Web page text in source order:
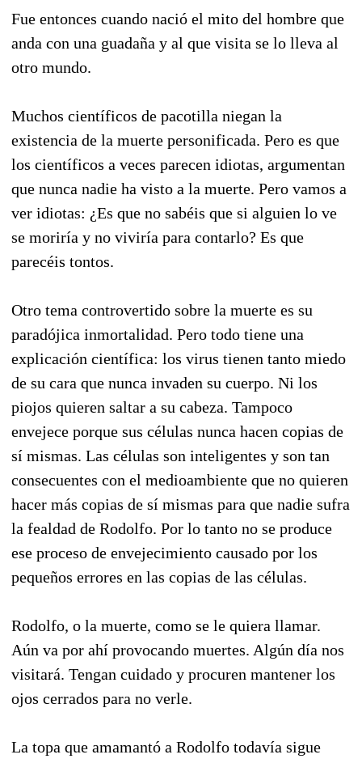
Fue entonces cuando nació el mito del hombre que
anda con una guadaña y al que visita se lo lleva al
otro mundo.
Muchos científicos de pacotilla niegan la
existencia de la muerte personificada. Pero es que
los científicos a veces parecen idiotas, argumentan
que nunca nadie ha visto a la muerte. Pero vamos a
ver idiotas: ¿Es que no sabéis que si alguien lo ve
se moriría y no viviría para contarlo? Es que
parecéis tontos.
Otro tema controvertido sobre la muerte es su
paradójica inmortalidad. Pero todo tiene una
explicación científica: los virus tienen tanto miedo
de su cara que nunca invaden su cuerpo. Ni los
piojos quieren saltar a su cabeza. Tampoco
envejece porque sus células nunca hacen copias de
sí mismas. Las células son inteligentes y son tan
consecuentes con el medioambiente que no quieren
hacer más copias de sí mismas para que nadie sufra
la fealdad de Rodolfo. Por lo tanto no se produce
ese proceso de envejecimiento causado por los
pequeños errores en las copias de las células.
Rodolfo, o la muerte, como se le quiera llamar.
Aún va por ahí provocando muertes. Algún día nos
visitará. Tengan cuidado y procuren mantener los
ojos cerrados para no verle.
La topa que amamantó a Rodolfo todavía sigue